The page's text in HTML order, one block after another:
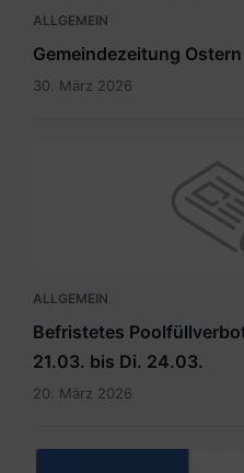
ALLGEMEIN
Gemeindezeitung
30. März 2026
ALLGEMEIN
Befristetes
21.03. bis Di. 24.03.
20. März 2026